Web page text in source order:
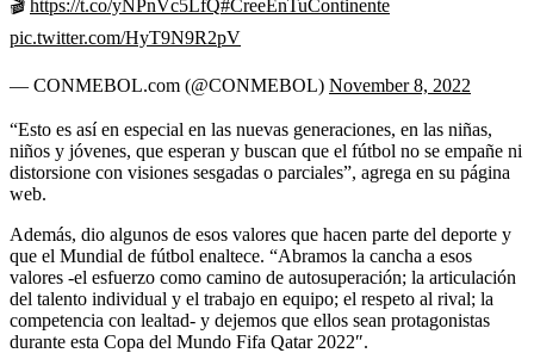
🎬 https://t.co/yNPnVc5LfQ#CreeEnTuContinente
pic.twitter.com/HyT9N9R2pV
— CONMEBOL.com (@CONMEBOL) November 8, 2022
“Esto es así en especial en las nuevas generaciones, en las niñas,
niños y jóvenes, que esperan y buscan que el fútbol no se empañe ni
distorsione con visiones sesgadas o parciales”, agrega en su página
web.
Además, dio algunos de esos valores que hacen parte del deporte y
que el Mundial de fútbol enaltece. “Abramos la cancha a esos
valores -el esfuerzo como camino de autosuperación; la articulación
del talento individual y el trabajo en equipo; el respeto al rival; la
competencia con lealtad- y dejemos que ellos sean protagonistas
durante esta Copa del Mundo Fifa Qatar 2022″.